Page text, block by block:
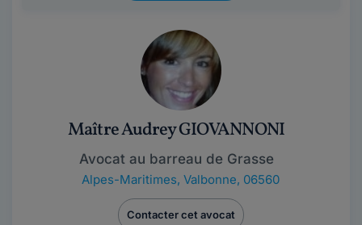
Maître Audrey GIOVANNONI
Avocat au barreau de Grasse
Alpes-Maritimes, Valbonne, 06560
Contacter cet avocat